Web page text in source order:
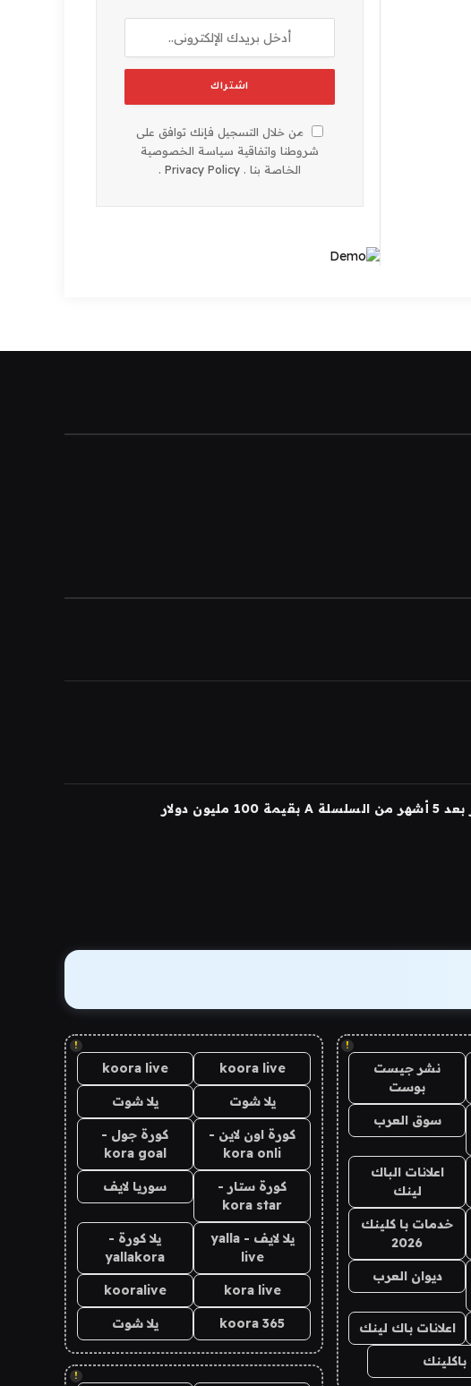
من خلال التسجيل فإنك توافق على
شروطنا واتفاقية سياسة الخصوصية
الخاصة بنا . Privacy Policy
.
!
نشر جيست
بوست
سوق العرب
اعلانات الباك
لينك
خدمات با كلينك
2026
ديوان العرب
اعلانات باك لينك
باكلينك
!
koora live
koora live
يلا شوت يلا شوت
كورة اون لاين -
kora onli
كورة جول -
kora goal
كورة ستار -
kora star
سوريا لايف
يلا لايف - yalla
live
يلا كورة -
yallakora
kora live
kooralive
koora 365 يلا شوت
!